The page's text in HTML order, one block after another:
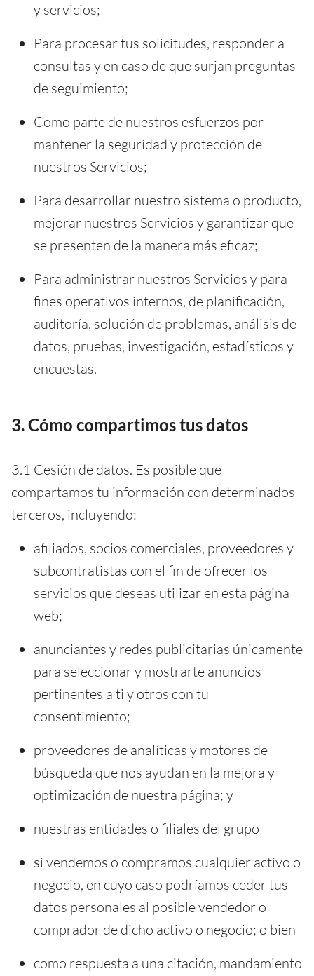
y servicios;
Para procesar tus solicitudes, responder a
consultas y en caso de que surjan preguntas
de seguimiento;
Como parte de nuestros esfuerzos por
mantener la seguridad y protección de
nuestros Servicios;
Para desarrollar nuestro sistema o producto,
mejorar nuestros Servicios y garantizar que
se presenten de la manera más eficaz;
Para administrar nuestros Servicios y para
fines operativos internos, de planificación,
auditoría, solución de problemas, análisis de
datos, pruebas, investigación, estadísticos y
encuestas.
3. Cómo compartimos tus datos
3.1 Cesión de datos. Es posible que
compartamos tu información con determinados
terceros, incluyendo:
afiliados, socios comerciales, proveedores y
subcontratistas con el fin de ofrecer los
servicios que deseas utilizar en esta página
web;
anunciantes y redes publicitarias únicamente
para seleccionar y mostrarte anuncios
pertinentes a ti y otros con tu
consentimiento;
proveedores de analíticas y motores de
búsqueda que nos ayudan en la mejora y
optimización de nuestra página; y
nuestras entidades o filiales del grupo
si vendemos o compramos cualquier activo o
negocio, en cuyo caso podríamos ceder tus
datos personales al posible vendedor o
comprador de dicho activo o negocio; o bien
como respuesta a una citación, mandamiento